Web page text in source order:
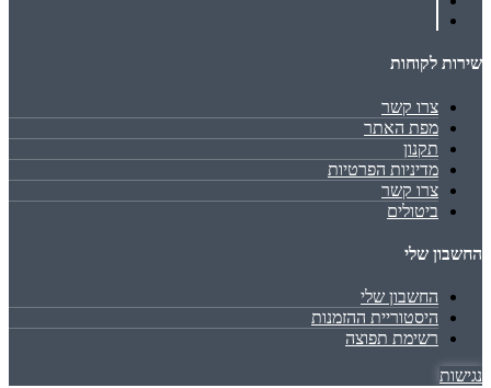
שירות לקוחות
צרו קשר
מפת האתר
תקנון
מדיניות הפרטיות
צרו קשר
ביטולים
החשבון שלי
החשבון שלי
היסטוריית ההזמנות
רשימת תפוצה
נגישות